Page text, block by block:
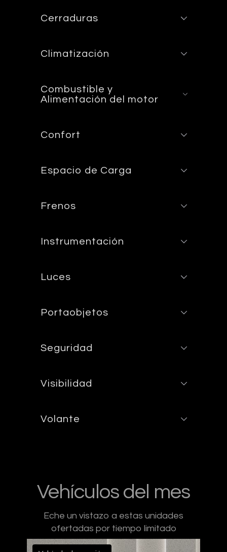
Cerraduras
Climatización
Combustible y
Alimentación del motor
Confort
Espacio de Carga
Frenos
Instrumentación
Luces
Portaobjetos
Seguridad
Visibilidad
Volante
Vehículos del mes
Eche un vistazo a estas unidades
ofertadas por tiempo limitado